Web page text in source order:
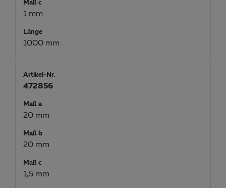
Maß c
1 mm
Länge
1000 mm
Artikel-Nr.
472856
Maß a
20 mm
Maß b
20 mm
Maß c
1,5 mm